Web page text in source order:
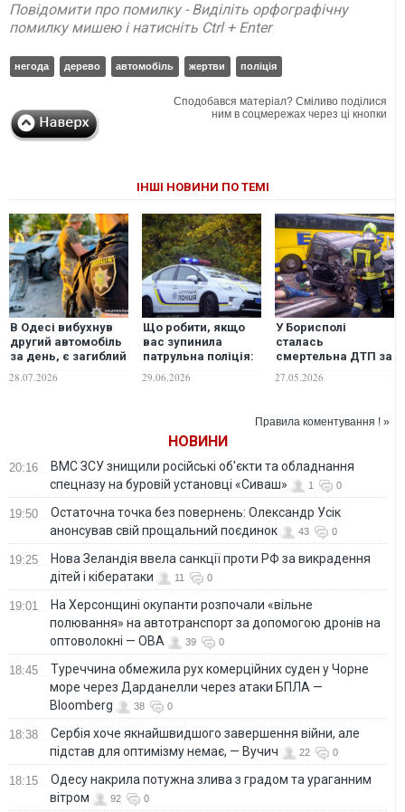
Повідомити про помилку - Виділіть орфографічну
помилку мишею і натисніть Ctrl + Enter
негода дерево автомобіль жертви поліція
Сподобався матеріал? Сміливо поділися
ним в соцмережах через ці кнопки
ІНШІ НОВИНИ ПО ТЕМІ
В Одесі вибухнув
другий автомобіль
за день, є загиблий
28.07.2026
Що робити, якщо
вас зупинила
патрульна поліція:
припускаються
29.06.2026
У Борисполі
сталась
смертельна ДТП за
та автобуса
27.05.2026
Правила коментування ! »
НОВИНИ
20:16
ВМС ЗСУ знищили російські об'єкти та обладнання
спецназу на буровій установці «Сиваш»
1 0
19:50
Остаточна точка без повернень: Олександр Усік
анонсував свій прощальний поєдинок
43 0
19:25
Нова Зеландія ввела санкції проти РФ за викрадення
дітей і кібератаки
11 0
19:01
На Херсонщині окупанти розпочали «вільне
полювання» на автотранспорт за допомогою дронів на
оптоволокні — ОВА
39 0
18:45
Туреччина обмежила рух комерційних суден у Чорне
море через Дарданелли через атаки БПЛА —
Bloomberg
38 0
18:38
Сербія хоче якнайшвидшого завершення війни, але
підстав для оптимізму немає, — Вучич
22 0
18:15
Одесу накрила потужна злива з градом та ураганним
вітром
92 0